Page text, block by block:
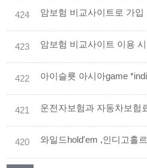
424
423
422
421
420